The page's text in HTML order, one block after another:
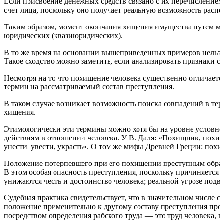
счет лица, поскольку оно получает реальную возможность
Таким образом, момент окончания хищения имущества путем
юридических (квазиюридических).
В то же время на основании вышеприведенных примеров
Такое сходство можно заметить, если анализировать
Несмотря на то что похищение человека существенно
термин на рассматриваемый состав преступления.
В таком случае возникает возможность поиска совпадений в
хищения.
Этимологически эти термины можно хотя бы на уровне
действиям в отношении человека. У В. Даля: «Похищник,
унести, увести, украсть». О том же мифы Древней Греции:
Положение потерпевшего при его похищении преступным
В этом особая опасность преступления, поскольку
унижаются честь и достоинство человека; реальной угрозе
Судебная практика свидетельствует, что в значительном
положение применительно к другому составу преступления
посредством определения рабского труда — это труд